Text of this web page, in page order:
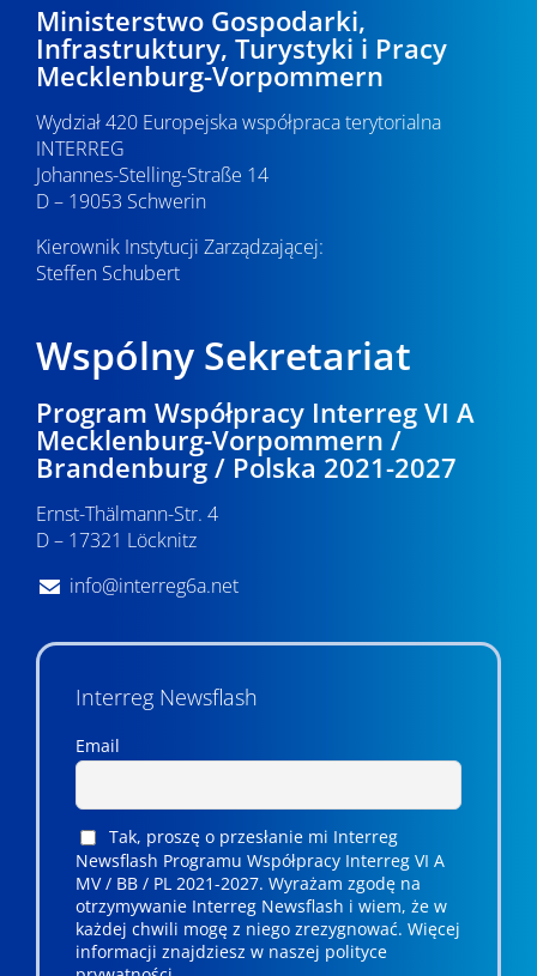
Ministerstwo Gospodarki,
Infrastruktury, Turystyki i Pracy
Mecklenburg-Vorpommern
Wydział 420 Europejska współpraca terytorialna
INTERREG
Johannes-Stelling-Straße 14
D – 19053 Schwerin
Kierownik Instytucji Zarządzającej:
Steffen Schubert
Wspólny Sekretariat
Program Współpracy Interreg VI A
Mecklenburg-Vorpommern /
Brandenburg / Polska 2021-2027
Ernst-Thälmann-Str. 4
D – 17321 Löcknitz
info@interreg6a.net
Interreg Newsflash
Email
Tak, proszę o przesłanie mi Interreg
Newsflash Programu Współpracy Interreg VI A
MV / BB / PL 2021-2027. Wyrażam zgodę na
otrzymywanie Interreg Newsflash i wiem, że w
każdej chwili mogę z niego zrezygnować. ­­Więcej
informacji znajdziesz w naszej polityce